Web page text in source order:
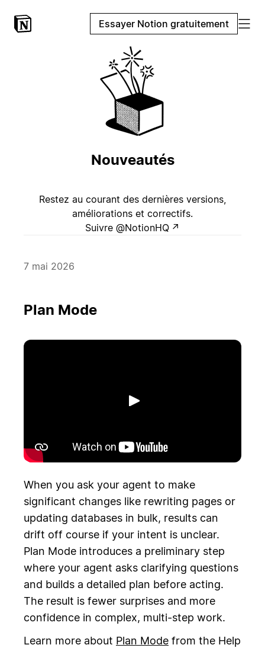
Essayer Notion gratuitement
Nouveautés
Restez au courant des dernières versions,
améliorations et correctifs.
Suivre @NotionHQ ↗
7 mai 2026
Plan Mode
Lecture
When you ask your agent to make
significant changes like rewriting pages or
updating databases in bulk, results can
drift off course if your intent is unclear.
Plan Mode introduces a preliminary step
where your agent asks clarifying questions
and builds a detailed plan before acting.
The result is fewer surprises and more
confidence in complex, multi-step work.
Learn more about Plan Mode from the Help